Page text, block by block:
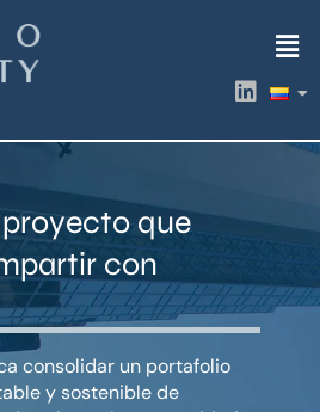
L
i
k
i
que
con
consolidar un portafolio
y sostenible de